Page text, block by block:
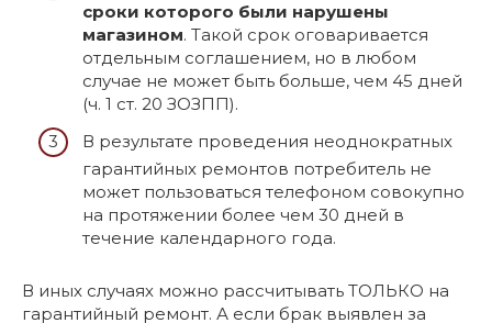
сроки которого были нарушены
магазином. Такой срок оговаривается
отдельным соглашением, но в любом
случае не может быть больше, чем 45 дней
(ч. 1 ст. 20 ЗОЗПП).
В результате проведения неоднократных
гарантийных ремонтов потребитель не
может пользоваться телефоном совокупно
на протяжении более чем 30 дней в
течение календарного года.
В иных случаях можно рассчитывать ТОЛЬКО на
гарантийный ремонт. А если брак выявлен за